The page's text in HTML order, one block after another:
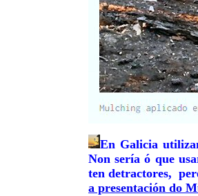
En Galicia
Non sería ó que
ten detractores,
a presentación do